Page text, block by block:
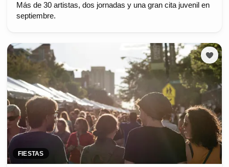
Más de 30 artistas, dos jornadas y una gran cita juvenil en
septiembre.
FIESTAS